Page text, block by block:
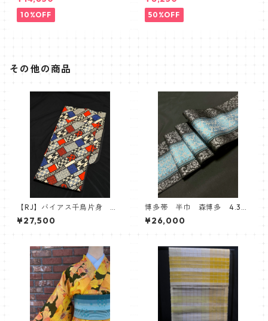
サイズ】
10%OFF 50%OFF
その他の商品
【RJ】バイアス千鳥片身 綿
ゆかた 浴衣 Robe Japonic
a
¥27,500
博多帯 半巾 森博多 4.3寸
単変浮 ゆかた帯 シルバ
ー ボタニカル
¥26,000